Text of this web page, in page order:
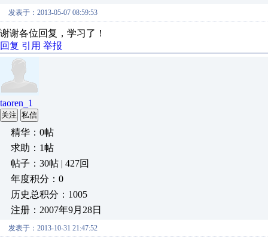
发表于：2013-05-07 08:59:53
谢谢各位回复，学习了！
回复 引用 举报
taoren_1
关注 私信
精华：0帖
求助：1帖
帖子：30帖 | 427回
年度积分：0
历史总积分：1005
注册：2007年9月28日
发表于：2013-10-31 21:47:52